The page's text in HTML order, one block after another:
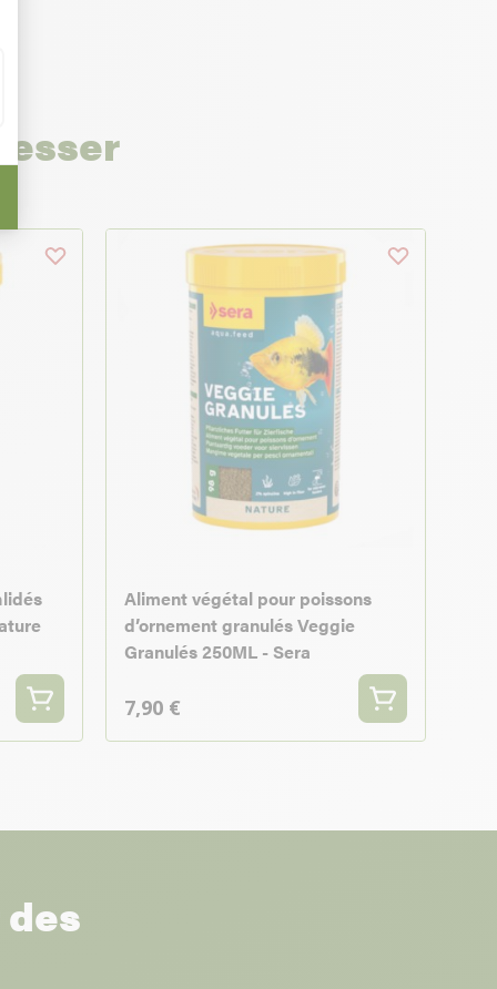
Aliment végétal pour poissons
d’ornement granulés Veggie
Granulés 250ML - Sera
7,90 €